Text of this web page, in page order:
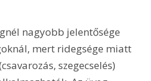
nagyobb jelentősége
mert ridegsége miatt
szegecselés)